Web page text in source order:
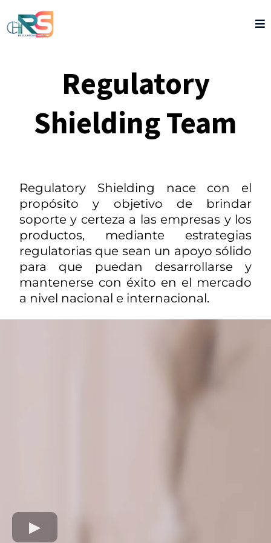
Regulatory
Shielding Team
Regulatory Shielding nace con el
propósito y objetivo de brindar
soporte y certeza a las empresas y los
productos, mediante estrategias
regulatorias que sean un apoyo sólido
para que puedan desarrollarse y
mantenerse con éxito en el mercado
a nivel nacional e internacional.